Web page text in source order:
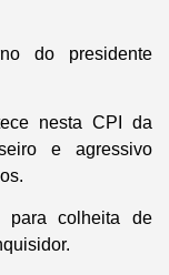
do presidente
nesta CPI da
e agressivo
para colheita de